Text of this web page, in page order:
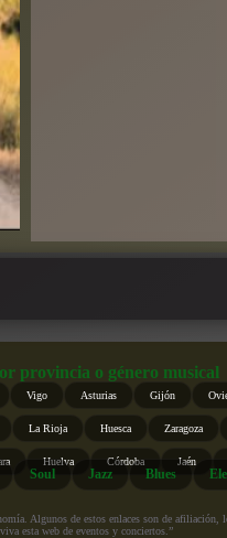
provincia o género musical
Vigo Asturias Gijón
La Rioja Huesca Zaragoza
Huelva Córdoba Jaén
Soul Jazz Blues
Algunos de estos enlaces son de
esta web de eventos y conciertos.”